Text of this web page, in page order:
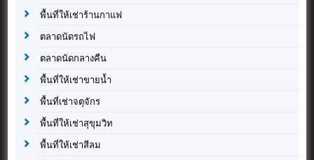
พื้นที่ให้เช่าร้านกาแฟ
ตลาดนัดรถไฟ
ตลาดนัดกลางคืน
พื้นที่ให้เช่าขายน้ำ
พื้นที่เช่าจตุจักร
พื้นที่ให้เช่าสุขุมวิท
พื้นที่ให้เช่าสีลม